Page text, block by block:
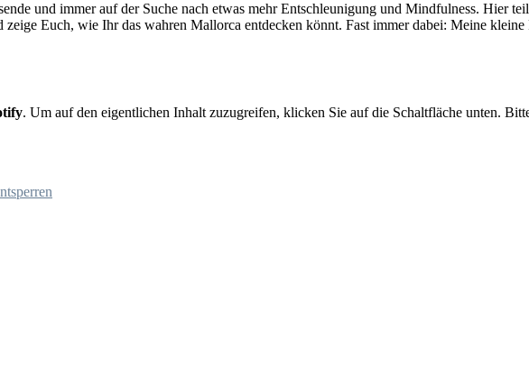
und immer auf der Suche nach etwas mehr Entschleunigung und Mindfulness. Hier
zeige Euch, wie Ihr das wahren Mallorca entdecken könnt. Fast immer dabei: Meine
. Um auf den eigentlichen Inhalt zuzugreifen, klicken Sie auf die Schaltfläche unten.